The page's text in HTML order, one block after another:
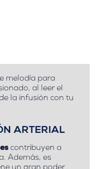
melodía para
al leer el
la infusión con tu
ARTERIAL
contribuyen a
Además, es